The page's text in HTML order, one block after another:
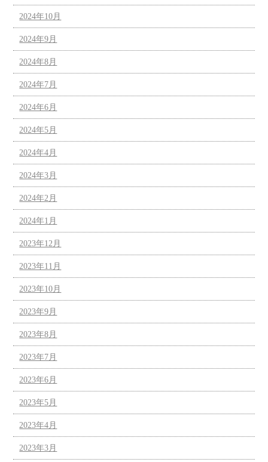
2024年10月
2024年9月
2024年8月
2024年7月
2024年6月
2024年5月
2024年4月
2024年3月
2024年2月
2024年1月
2023年12月
2023年11月
2023年10月
2023年9月
2023年8月
2023年7月
2023年6月
2023年5月
2023年4月
2023年3月